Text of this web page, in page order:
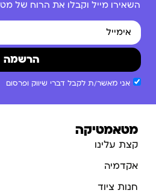
השאירו מייל וקבלו את הרוח של
אני מאשר/ת לקבל דברי שיווק ופרסום
הרשמה
מטאמטיקה
קצת עלינו
אקדמיה
חנות ציוד